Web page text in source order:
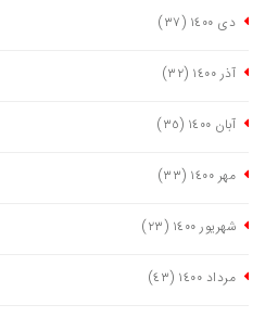
دی ١٤٠٠ (٣٧)
آذر ١٤٠٠ (٣٢)
آبان ١٤٠٠ (٣٥)
مهر ١٤٠٠ (٣٣)
شهریور ١٤٠٠ (٢٣)
مرداد ١٤٠٠ (٤٣)